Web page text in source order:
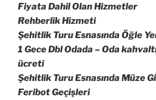
Fiyata Dahil Olan Hizmetler
Rehberlik Hizmeti
Şehitlik Turu Esnasında Öğle
1 Gece Dbl Odada – Oda
ücreti
Şehitlik Turu Esnasında Müze
Feribot Geçişleri